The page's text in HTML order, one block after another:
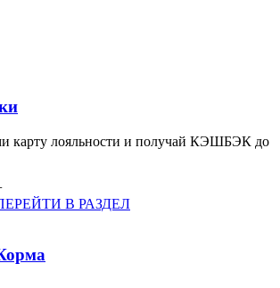
карту лояльности и получай КЭШБЭК до
В РАЗДЕЛ